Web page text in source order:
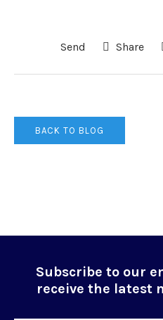
Send Share
BACK TO BLOG
Subscribe to our
receive the latest